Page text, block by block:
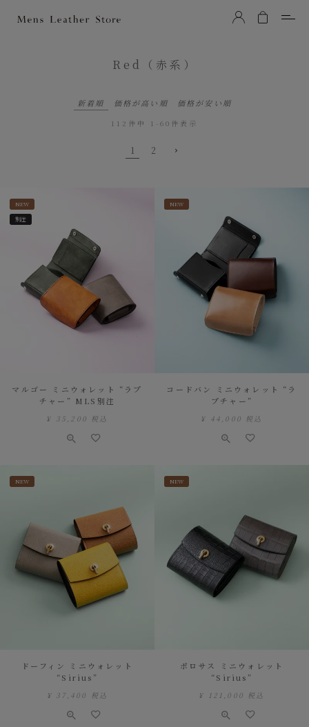
Mens Leather Store（メンズレザーストア）
Red（赤系）
新着順 価格が高い順 価格が安い順
112 件中 1 60 件表示
1 2
NEW
別注
マルゴー ミニウォレット “ラプ
チャー” MLS別注
¥ 35,200 税込
NEW
コードバン ミニウォレット “ラ
プチャー”
¥ 44,000 税込
NEW
ドーフィン ミニウォレット
“Sirius”
¥ 37,400 税込
NEW
ポロサス ミニウォレット
“Sirius”
¥ 121,000 税込